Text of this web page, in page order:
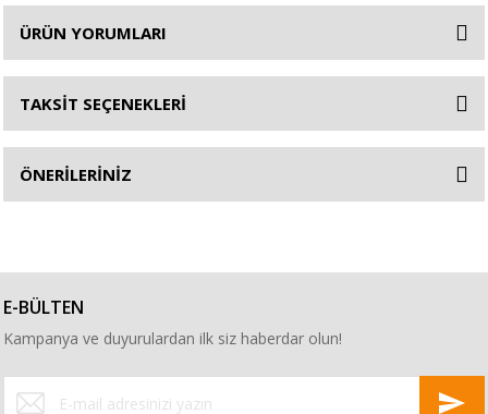
ÜRÜN YORUMLARI
TAKSİT SEÇENEKLERİ
ÖNERİLERİNİZ
E-BÜLTEN
Kampanya ve duyurulardan ilk siz haberdar olun!